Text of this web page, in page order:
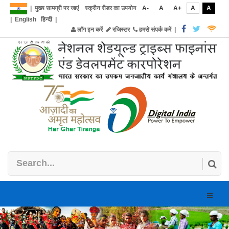
मुख्य सामग्री पर जाएं स्क्रीन रीडर का उपयोग A- A A+ A
A
English हिन्दी|
लॉग इन करें
रजिस्टर हमसे संपर्क करें|
Toggle